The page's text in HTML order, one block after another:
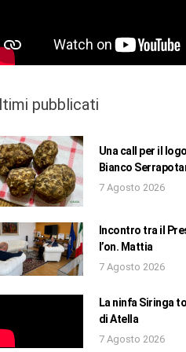
pubblicati
Una call per il
Bianco
7 Agosto 2026
Incontro tra il
l’on. Mattia
7 Agosto 2026
La ninfa Siringa
di Atella
7 Agosto 2026